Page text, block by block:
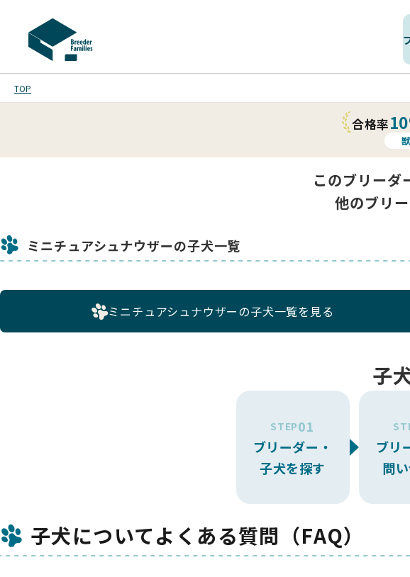
TOP
合格率
このブリーダ
他のブリ
ミニチュアシュナウザーの子犬一覧
ミニチュアシュナウザーの子犬一覧を見る
子
STEP01
ブリーダー・
子犬を探す
ブリ
問
子犬についてよくある質問（FAQ）